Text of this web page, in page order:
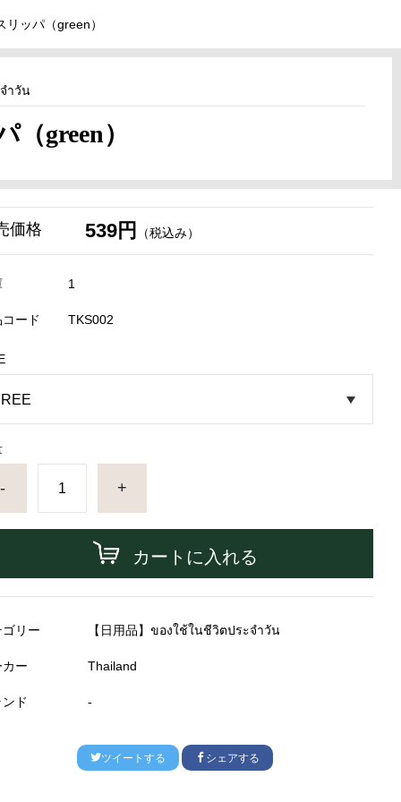
ッパ（green）
ำวัน
green）
価格 539円 （税込み）
1
ード TKS002
- +
カートに入れる
ゴリー 【日用品】ของใช้ในชีวิตประจำวัน
ー Thailand
ド -
ツイートする シェアする